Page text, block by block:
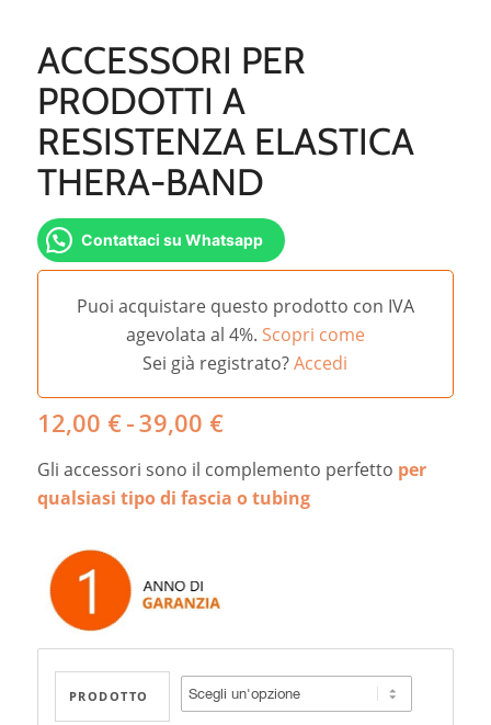
ACCESSORI PER
PRODOTTI A
RESISTENZA ELASTICA
THERA-BAND
Contattaci su Whatsapp
Puoi acquistare questo prodotto con IVA
agevolata al 4%. Scopri come
Sei già registrato?Accedi
12,00 €-39,00 €Fascia
prezzo:
da
Gli accessori sono il complemento perfetto per
qualsiasi tipo di fascia o tubing
PRODOTTO